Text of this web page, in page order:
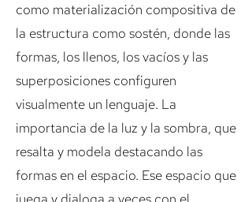
como materialización compositiva de
la estructura como sostén, donde las
formas, los llenos, los vacíos y las
superposiciones configuren
visualmente un lenguaje. La
importancia de la luz y la sombra, que
resalta y modela destacando las
formas en el espacio. Ese espacio que